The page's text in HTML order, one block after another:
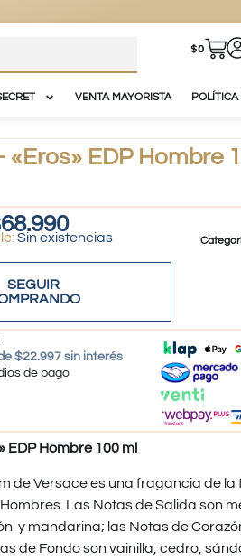
$0
VENTA MAYORISTA POLÍTICA
«Eros» EDP Hombre
68.990
Sin existencias
SEGUIR
$22.997 sin interés
de pago
EDP Hombre 100 ml
de Versace es una fragancia de
Las Notas de Salida son
y mandarina; las Notas de
de Fondo son vainilla, cedro,